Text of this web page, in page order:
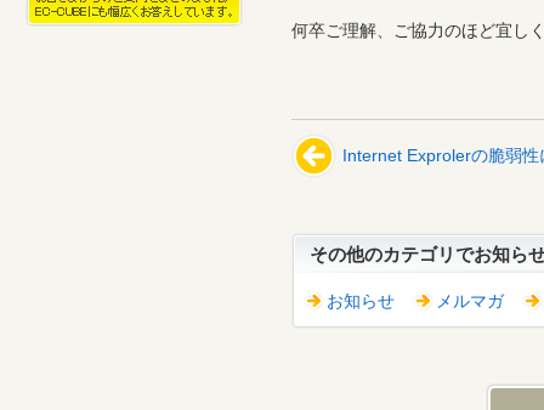
何卒ご理解、ご協力のほど宜し
Internet Exprolerの脆弱
その他のカテゴリでお知ら
お知らせ メルマガ